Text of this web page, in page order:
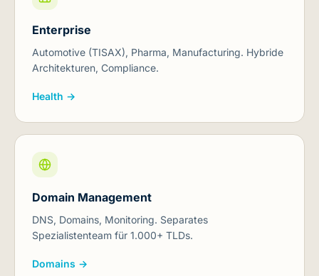
Enterprise
Automotive (TISAX), Pharma, Manufacturing. Hybride
Architekturen, Compliance.
Health →
Domain Management
DNS, Domains, Monitoring. Separates
Spezialistenteam für 1.000+ TLDs.
Domains →